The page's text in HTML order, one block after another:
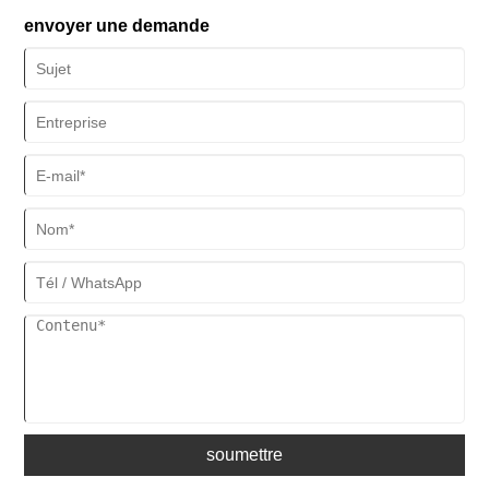
l'agitation et au stress. rajeunir leur esprit et leur corps. Vous
principal, de ses expériences emblématiques, de ses
détails de sécurité, vous guidant dans la compréhension de cette
envoyer une demande
soumettre